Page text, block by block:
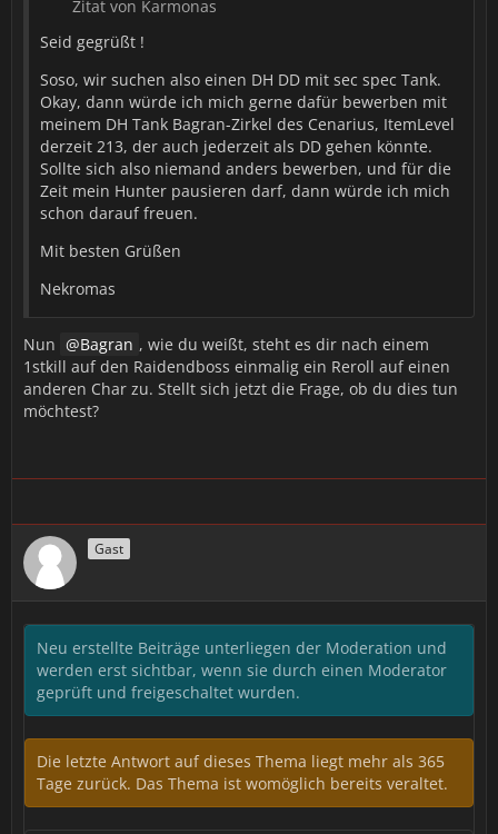
Zitat von Karmonas
Seid gegrüßt !
Soso, wir suchen also einen DH DD mit sec spec Tank.
Okay, dann würde ich mich gerne dafür bewerben mit
meinem DH Tank Bagran-Zirkel des Cenarius, ItemLevel
derzeit 213, der auch jederzeit als DD gehen könnte.
Sollte sich also niemand anders bewerben, und für die
Zeit mein Hunter pausieren darf, dann würde ich mich
schon darauf freuen.
Mit besten Grüßen
Nekromas
Nun Bagran , wie du weißt, steht es dir nach einem
1stkill auf den Raidendboss einmalig ein Reroll auf einen
anderen Char zu. Stellt sich jetzt die Frage, ob du dies tun
möchtest?
Gast
Neu erstellte Beiträge unterliegen der Moderation und
werden erst sichtbar, wenn sie durch einen Moderator
geprüft und freigeschaltet wurden.
Die letzte Antwort auf dieses Thema liegt mehr als 365
Tage zurück. Das Thema ist womöglich bereits veraltet.